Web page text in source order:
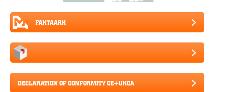
FAKTAARK
DECLARATION OF CONFORMITY CE+UKCA